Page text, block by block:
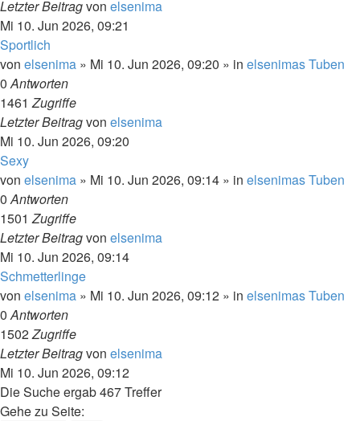
Letzter Beitragvon elsenima
Mi 10. Jun 2026, 09:21
Sportlich
von elsenima » Mi 10. Jun 2026, 09:20 » in elsenimas Tuben
0Antworten
1461Zugriffe
Letzter Beitragvon elsenima
Mi 10. Jun 2026, 09:20
Sexy
von elsenima » Mi 10. Jun 2026, 09:14 » in elsenimas Tuben
0Antworten
1501Zugriffe
Letzter Beitragvon elsenima
Mi 10. Jun 2026, 09:14
Schmetterlinge
von elsenima » Mi 10. Jun 2026, 09:12 » in elsenimas Tuben
0Antworten
1502Zugriffe
Letzter Beitragvon elsenima
Mi 10. Jun 2026, 09:12
Die Suche ergab 467 Treffer
Seite
Gehe zu Seite: